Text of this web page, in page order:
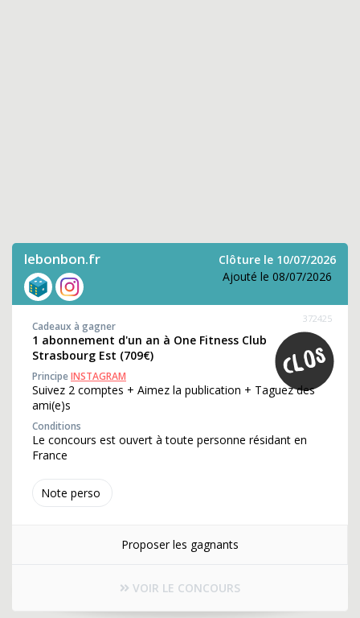
lebonbon.fr
Clôture le 10/07/2026
Ajouté le 08/07/2026
Note perso
372425
Cadeaux à gagner
1 abonnement d'un an à One Fitness Club
Strasbourg Est (709€)
PrincipeINSTAGRAM
Suivez 2 comptes + Aimez la publication + Taguez des
ami(e)s
Conditions
Le concours est ouvert à toute personne résidant en
France
Proposer les gagnants
VOIR LE CONCOURS